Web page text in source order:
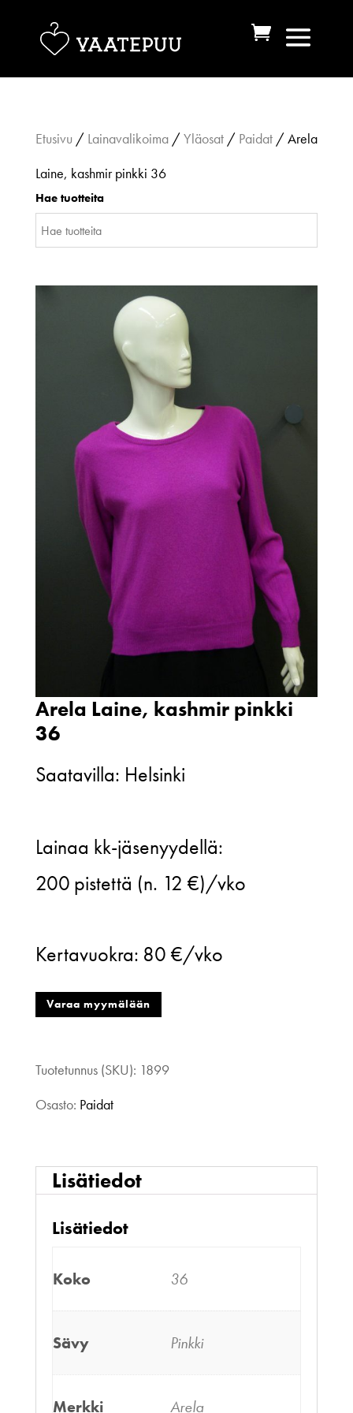
Etusivu / Lainavalikoima/Yläosat/ Paidat/ Arela
Laine, kashmir pinkki 36
Hae tuotteita
Arela Laine, kashmir pinkki
36
Saatavilla: Helsinki
Laine,
kashmir
36
määrä
Lainaa kk-jäsenyydellä:
200 pistettä (n. 12 €)/vko
Kertavuokra: 80 €/vko
Varaa myymälään
Tuotetunnus (SKU): 1899
Osasto: Paidat
Lisätiedot
Lisätiedot
Koko 36
Sävy Pinkki
Merkki Arela